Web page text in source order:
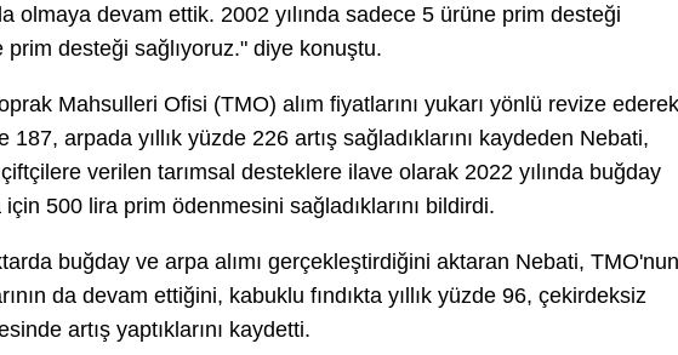
olmaya devam ettik. 2002 yılında sadece 5 ürüne prim desteği
desteği sağlıyoruz." diye konuştu.
Mahsulleri Ofisi (TMO) alım fiyatlarını yukarı yönlü revize ederek
187, arpada yıllık yüzde 226 artış sağladıklarını kaydeden Nebati,
verilen tarımsal desteklere ilave olarak 2022 yılında buğday
500 lira prim ödenmesini sağladıklarını bildirdi.
buğday ve arpa alımı gerçekleştirdiğini aktaran Nebati, TMO'nun
da devam ettiğini, kabuklu fındıkta yıllık yüzde 96, çekirdeksiz
artış yaptıklarını kaydetti.